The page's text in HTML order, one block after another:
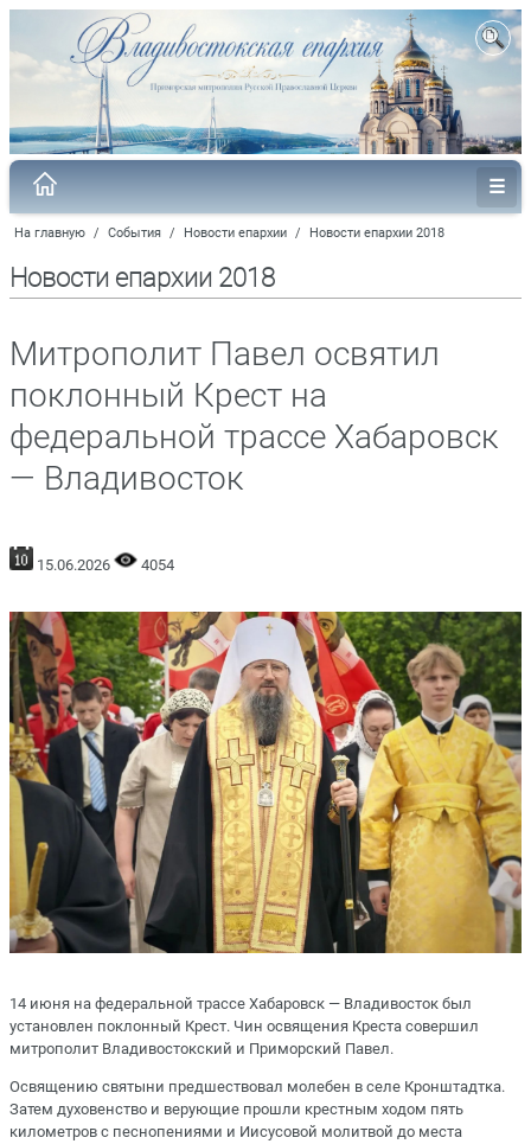
На главную / События / Новости епархии / Новости епархии 2018
Новости епархии 2018
Митрополит Павел освятил
поклонный Крест на
федеральной трассе Хабаровск
— Владивосток
15.06.2026 4054
14 июня на федеральной трассе Хабаровск — Владивосток был
установлен поклонный Крест. Чин освящения Креста совершил
митрополит Владивостокский и Приморский Павел.
Освящению святыни предшествовал молебен в селе Кронштадтка.
Затем духовенство и верующие прошли крестным ходом пять
километров с песнопениями и Иисусовой молитвой до места